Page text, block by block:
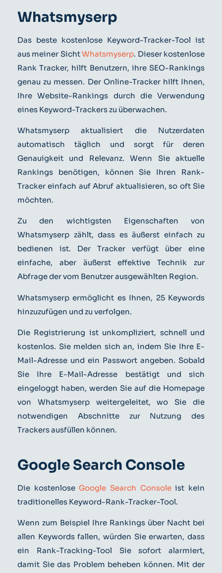
Whatsmyserp
Das beste kostenlose Keyword-Tracker-Tool ist
aus meiner SichtWhatsmyserp. Dieser kostenlose
Rank Tracker, hilft Benutzern, ihre SEO-Rankings
genau zu messen. Der Online-Tracker hilft Ihnen,
Ihre Website-Rankings durch die Verwendung
eines Keyword-Trackers zu überwachen.
Whatsmyserp aktualisiert die Nutzerdaten
automatisch täglich und sorgt für deren
Genauigkeit und Relevanz. Wenn Sie aktuelle
Rankings benötigen, können Sie Ihren Rank-
Tracker einfach auf Abruf aktualisieren, so oft Sie
möchten.
Zu den wichtigsten Eigenschaften von
Whatsmyserp zählt, dass es äußerst einfach zu
bedienen ist. Der Tracker verfügt über eine
einfache, aber äußerst effektive Technik zur
Abfrage der vom Benutzer ausgewählten Region.
Whatsmyserp ermöglicht es Ihnen, 25 Keywords
hinzuzufügen und zu verfolgen.
Die Registrierung ist unkompliziert, schnell und
kostenlos. Sie melden sich an, indem Sie Ihre E-
Mail-Adresse und ein Passwort angeben. Sobald
Sie Ihre E-Mail-Adresse bestätigt und sich
eingeloggt haben, werden Sie auf die Homepage
von Whatsmyserp weitergeleitet, wo Sie die
notwendigen Abschnitte zur Nutzung des
Trackers ausfüllen können.
Google Search Console
Die kostenloseGoogle Search Consoleist kein
traditionelles Keyword-Rank-Tracker-Tool.
Wenn zum Beispiel Ihre Rankings über Nacht bei
allen Keywords fallen, würden Sie erwarten, dass
ein Rank-Tracking-Tool Sie sofort alarmiert,
damit Sie das Problem beheben können. Mit der